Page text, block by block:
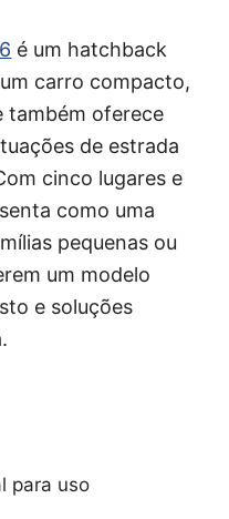
é um hatchback
carro compacto,
também oferece
de estrada
cinco lugares e
como uma
pequenas ou
um modelo
e soluções
para uso